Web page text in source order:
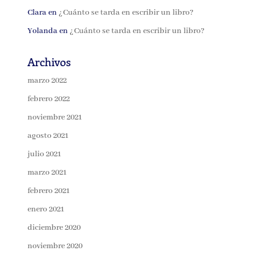
Claraen¿Cuánto se tarda en escribir un libro?
Yolandaen¿Cuánto se tarda en escribir un libro?
Archivos
marzo 2022
febrero 2022
noviembre 2021
agosto 2021
julio 2021
marzo 2021
febrero 2021
enero 2021
diciembre 2020
noviembre 2020